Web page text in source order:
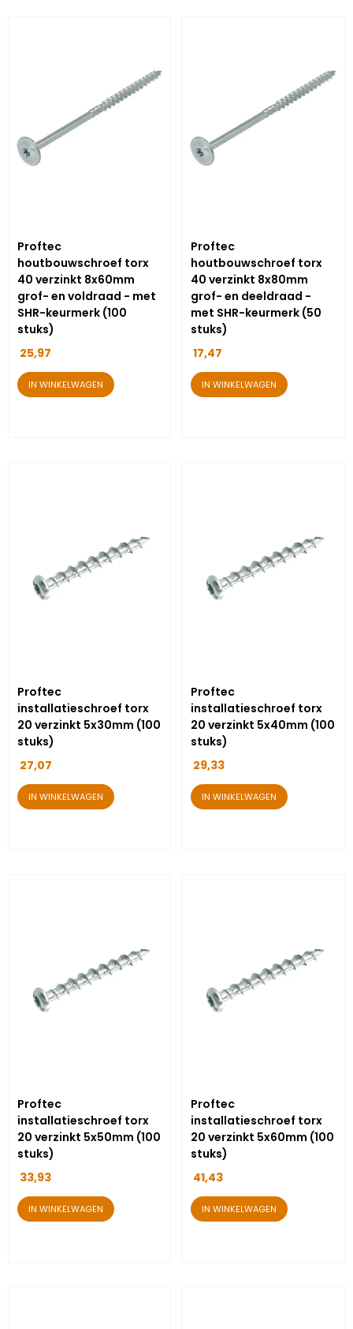
Proftec
houtbouwschroef torx
40 verzinkt 8x60mm
grof- en voldraad - met
SHR-keurmerk (100
stuks)
25,97
IN WINKELWAGEN
Proftec
houtbouwschroef torx
40 verzinkt 8x80mm
grof- en deeldraad -
met SHR-keurmerk (50
stuks)
17,47
IN WINKELWAGEN
Proftec
installatieschroef torx
20 verzinkt 5x30mm (100
stuks)
27,07
IN WINKELWAGEN
Proftec
installatieschroef torx
20 verzinkt 5x40mm (100
stuks)
29,33
IN WINKELWAGEN
Proftec
installatieschroef torx
20 verzinkt 5x50mm (100
stuks)
33,93
IN WINKELWAGEN
Proftec
installatieschroef torx
20 verzinkt 5x60mm (100
stuks)
41,43
IN WINKELWAGEN